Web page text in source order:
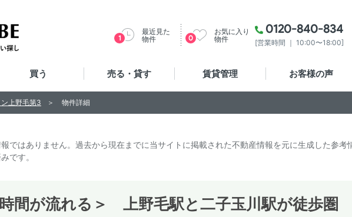
0120-840-834
[営業時間 ｜ 10:00〜18:00]
最近見た
物件
1
お気に入り
物件
0
買う 売る・貸す 賃貸管理 お客様の声
ではありません。過去から現在までに当サイトに掲載された不動産情報を元に生成した参考
です。
間が流れる＞ 上野毛駅と二子玉川駅が徒歩圏
上野毛第3 物件詳細